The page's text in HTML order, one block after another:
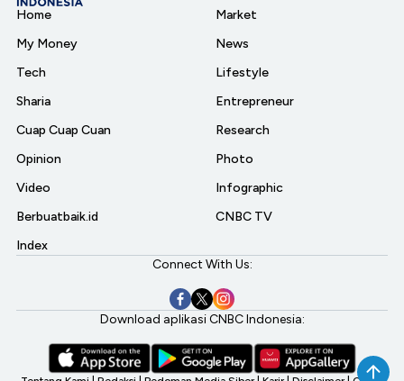
Home
My Money
Tech
Sharia
Cuap Cuap Cuan
Opinion
Video
Berbuatbaik.id
Index
Market
News
Lifestyle
Entrepreneur
Research
Photo
Infographic
CNBC TV
Connect With Us:
Download aplikasi CNBC Indonesia: